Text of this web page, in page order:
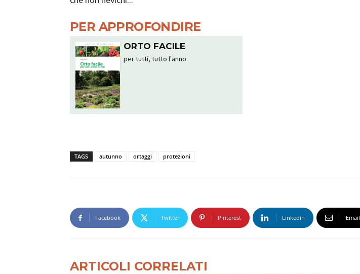
PER APPROFONDIRE
ORTO FACILE
per tutti, tutto l'anno
TAGS autunno ortaggi protezioni
Facebook Twitter Pinterest Linkedin Email
ARTICOLI CORRELATI